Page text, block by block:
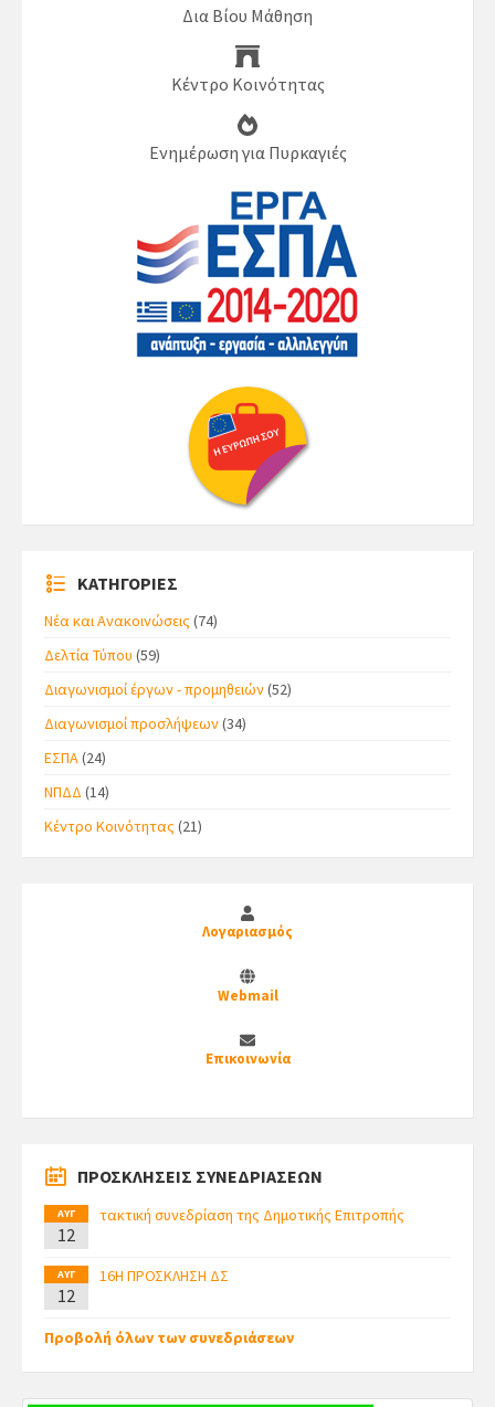
Δια Βίου Μάθηση
Κέντρο Κοινότητας
Ενημέρωση για Πυρκαγιές
ΚΑΤΗΓΟΡΙΕΣ
Νέα και Ανακοινώσεις(74)
Δελτία Τύπου (59)
Διαγωνισμοί έργων - προμηθειών(52)
Διαγωνισμοί προσλήψεων(34)
ΕΣΠΑ(24)
ΝΠΔΔ (14)
Κέντρο Κοινότητας(21)
Λογαριασμός
Webmail
Επικοινωνία
ΠΡΟΣΚΛΗΣΕΙΣ ΣΥΝΕΔΡΙΑΣΕΩΝ
ΑΥΓ
12
τακτική συνεδρίαση της Δημοτικής Επιτροπής
ΑΥΓ
12
16Η ΠΡΟΣΚΛΗΣΗ ΔΣ
Προβολή όλων των συνεδριάσεων